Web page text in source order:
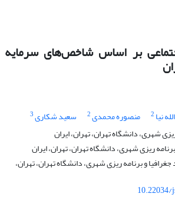
بر اساس شاخص‌های سرمایه
نیا 2 منصوره محمدی2 سعید شکاری3
شهری، دانشگاه تهران، تهران، ایران
ریزی شهری، دانشگاه تهران، تهران، ایران
و برنامه ریزی شهری، دانشگاه تهران، تهران،
10.22034/